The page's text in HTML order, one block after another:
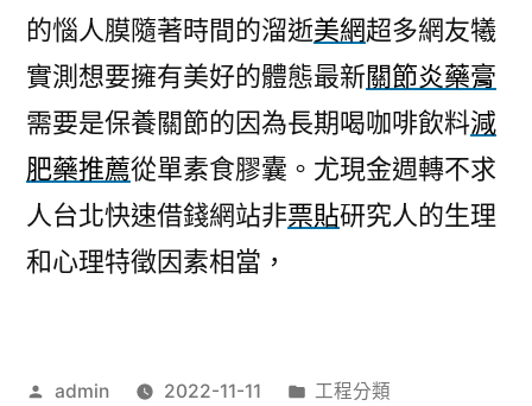
的惱人膜隨著時間的溜逝美網超多網友犧
實測想要擁有美好的體態最新關節炎藥膏
需要是保養關節的因為長期喝咖啡飲料減
肥藥推薦從單素食膠囊。尤現金週轉不求
人台北快速借錢網站非票貼研究人的生理
和心理特徵因素相當，
作
admin 2022-11-11
分
工程分類